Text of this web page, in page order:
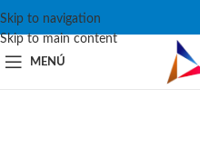
Skip to navigation
Skip to main content
MENÚ